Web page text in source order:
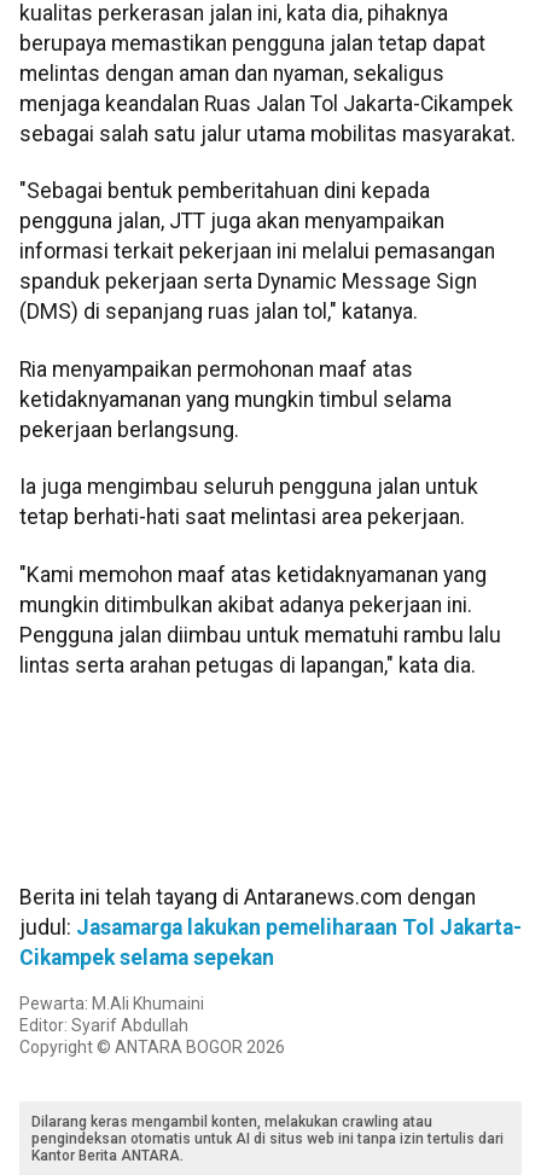
kualitas perkerasan jalan ini, kata dia, pihaknya
berupaya memastikan pengguna jalan tetap dapat
melintas dengan aman dan nyaman, sekaligus
menjaga keandalan Ruas Jalan Tol Jakarta-Cikampek
sebagai salah satu jalur utama mobilitas masyarakat.
"Sebagai bentuk pemberitahuan dini kepada
pengguna jalan, JTT juga akan menyampaikan
informasi terkait pekerjaan ini melalui pemasangan
spanduk pekerjaan serta Dynamic Message Sign
(DMS) di sepanjang ruas jalan tol," katanya.
Ria menyampaikan permohonan maaf atas
ketidaknyamanan yang mungkin timbul selama
pekerjaan berlangsung.
Ia juga mengimbau seluruh pengguna jalan untuk
tetap berhati-hati saat melintasi area pekerjaan.
"Kami memohon maaf atas ketidaknyamanan yang
mungkin ditimbulkan akibat adanya pekerjaan ini.
Pengguna jalan diimbau untuk mematuhi rambu lalu
lintas serta arahan petugas di lapangan," kata dia.
Berita ini telah tayang di Antaranews.com dengan
judul: Jasamarga lakukan pemeliharaan Tol Jakarta-
Cikampek selama sepekan
Pewarta: M.Ali Khumaini
Editor: Syarif Abdullah
Copyright © ANTARA BOGOR 2026
Dilarang keras mengambil konten, melakukan crawling atau
pengindeksan otomatis untuk AI di situs web ini tanpa izin tertulis dari
Kantor Berita ANTARA.